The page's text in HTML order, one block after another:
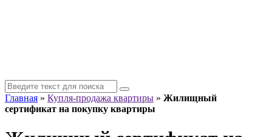
Главная » Купля-продажа квартиры » Жилищный
сертификат на покупку квартиры